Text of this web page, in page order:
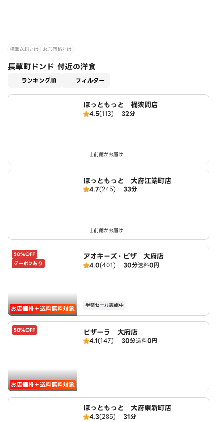
標準送料とは お店価格とは
長草町ドンド 付近の洋食
ランキング順 フィルター
ほっともっと 桶狭間店
4.5(113) 32分
出前館がお届け
ほっともっと 大府江端町店
4.7(245) 33分
出前館がお届け
50%OFF
クーポンあり
お店価格＋送料無料対象
アオキーズ・ピザ 大府店
4.0(401) 30分送料0円
半額セール実施中
50%OFF
お店価格＋送料無料対象
ピザーラ 大府店
4.1(147) 30分送料0円
ほっともっと 大府東新町店
4.3(285) 31分